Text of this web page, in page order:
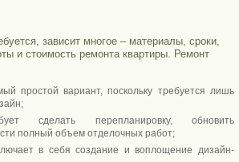
зависит многое – материалы, сроки,
и стоимость ремонта квартиры. Ремонт
простой вариант, поскольку требуется лишь
сделать перепланировку, обновить
полный объем отделочных работ;
в себя создание и воплощение дизайн-